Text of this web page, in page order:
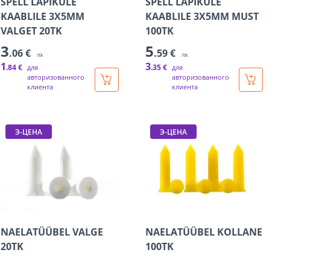
KAABLILE 3X5MM
VALGET 20TK
3.06 € /tk
1.84 € для
авторизованного
клиента
KAABLILE 3X5MM MUST
100TK
5.59 € /tk
3.35 € для
авторизованного
клиента
Э-ЦЕНА
NAELATÜÜBEL VALGE
20TK
Э-ЦЕНА
NAELATÜÜBEL KOLLANE
100TK